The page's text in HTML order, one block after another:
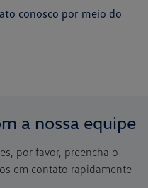
conosco por meio do
a nossa equipe
por favor, preencha o
em contato rapidamente